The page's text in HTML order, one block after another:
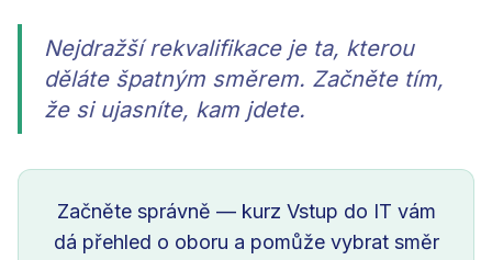
Nejdražší rekvalifikace je ta, kterou
děláte špatným směrem. Začněte tím,
že si ujasníte, kam jdete.
Začněte správně — kurz Vstup do IT vám
dá přehled o oboru a pomůže vybrat směr